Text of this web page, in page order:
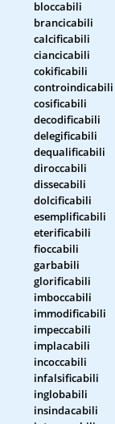
bloccabili
brancicabili
calcificabili
ciancicabili
cokificabili
controindicabili
cosificabili
decodificabili
delegificabili
dequalificabili
diroccabili
dissecabili
dolcificabili
esemplificabili
eterificabili
fioccabili
garbabili
glorificabili
imboccabili
immodificabili
impeccabili
implacabili
incoccabili
infalsificabili
inglobabili
insindacabili